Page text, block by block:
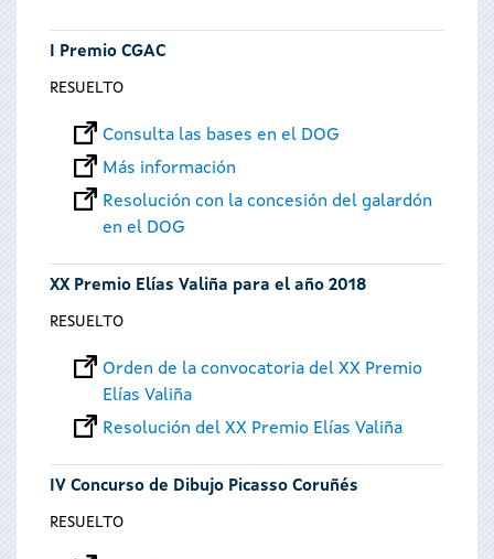
I Premio CGAC
RESUELTO
Consulta las bases en el DOG
Más información
Resolución con la concesión del galardón
en el DOG
XX Premio Elías Valiña para el año 2018
RESUELTO
Orden de la convocatoria del XX Premio
Elías Valiña
Resolución del XX Premio Elías Valiña
IV Concurso de Dibujo Picasso Coruñés
RESUELTO